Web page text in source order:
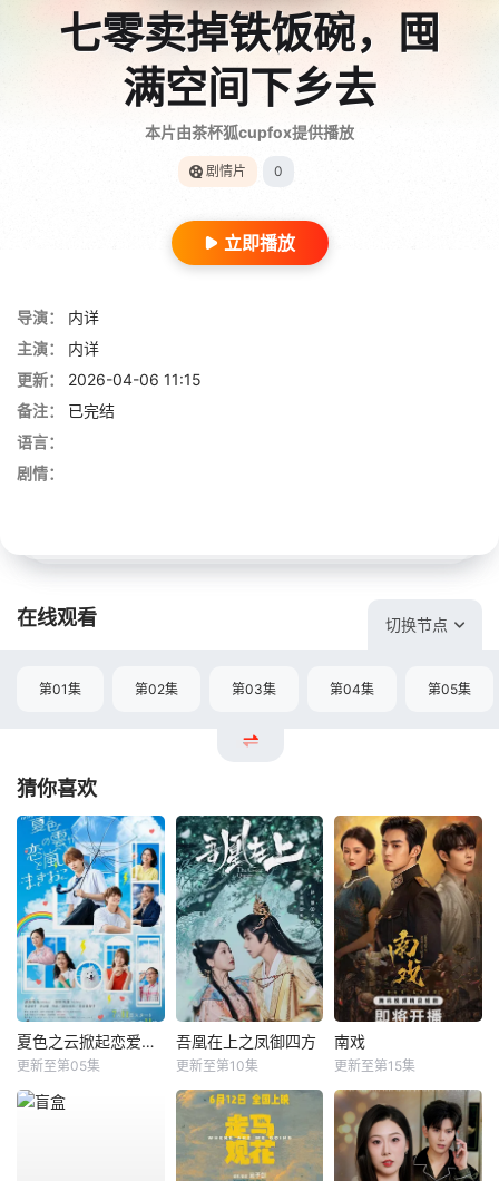
七零卖掉铁饭碗，囤
满空间下乡去
本片由茶杯狐cupfox提供播放
剧情片 0
立即播放
导演：
内详
主演：
内详
更新：
2026-04-06 11:15
备注：
已完结
语言：
剧情：
在线观看 切换节点
第01集 第02集 第03集 第04集 第05集
猜你喜欢
夏色之云掀起恋爱与风暴
更新至第05集
吾凰在上之凤御四方
更新至第10集
南戏
更新至第15集